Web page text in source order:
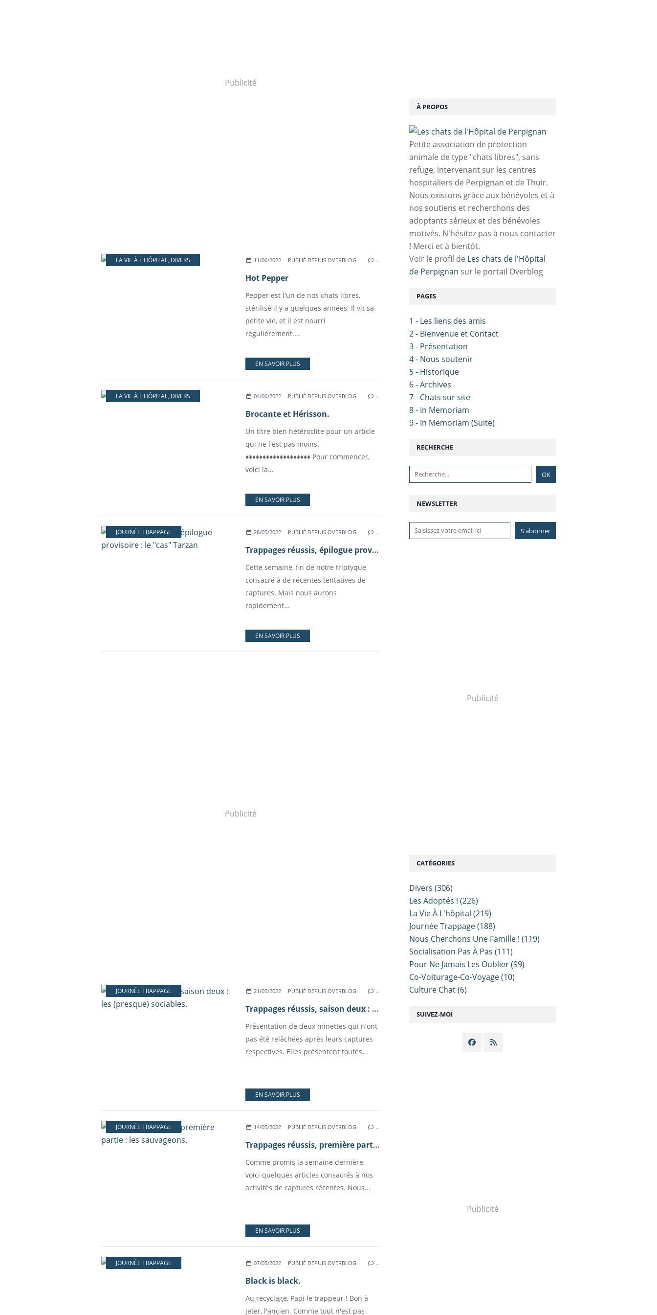
Publicité
LA VIE À L'HÔPITAL, DIVERS 11/06/2022 PUBLIÉ DEPUIS OVERBLOG …
Hot Pepper
Pepper est l'un de nos chats libres,
stérilisé il y a quelques années. Il vit sa
petite vie, et il est nourri
régulièrement....
EN SAVOIR PLUS
LA VIE À L'HÔPITAL, DIVERS 04/06/2022 PUBLIÉ DEPUIS OVERBLOG …
Brocante et Hérisson.
Un titre bien hétéroclite pour un article
qui ne l'est pas moins.
♦♦♦♦♦♦♦♦♦♦♦♦♦♦♦♦♦♦♦ Pour commencer,
voici la...
EN SAVOIR PLUS
JOURNÉE TRAPPAGE 28/05/2022 PUBLIÉ DEPUIS OVERBLOG …
Trappages réussis, épilogue provisoire : le "cas" Tarzan
Cette semaine, fin de notre triptyque
consacré à de récentes tentatives de
captures. Mais nous aurons
rapidement...
EN SAVOIR PLUS
Publicité
JOURNÉE TRAPPAGE 21/05/2022 PUBLIÉ DEPUIS OVERBLOG …
Trappages réussis, saison deux : les (presque) sociables.
Présentation de deux minettes qui n'ont
pas été relâchées après leurs captures
respectives. Elles présentent toutes...
EN SAVOIR PLUS
JOURNÉE TRAPPAGE 14/05/2022 PUBLIÉ DEPUIS OVERBLOG …
Trappages réussis, première partie : les sauvageons.
Comme promis la semaine dernière,
voici quelques articles consacrés à nos
activités de captures récentes. Nous...
EN SAVOIR PLUS
JOURNÉE TRAPPAGE 07/05/2022 PUBLIÉ DEPUIS OVERBLOG …
Black is black.
Au recyclage, Papi le trappeur ! Bon à
jeter, l'ancien. Comme tout n'est pas
NEWSLETTER
SUIVEZ-MOI
RECHERCHE
À PROPOS
Petite association de protection
animale de type "chats libres", sans
refuge, intervenant sur les centres
hospitaliers de Perpignan et de Thuir.
Nous existons grâce aux bénévoles et à
nos soutiens et recherchons des
adoptants sérieux et des bénévoles
motivés. N'hésitez pas à nous contacter
! Merci et à bientôt.
Voir le profil de Les chats de l'Hôpital
de Perpignan sur le portail Overblog
Publicité
PAGES
1 - Les liens des amis
2 - Bienvenue et Contact
3 - Présentation
4 - Nous soutenir
5 - Historique
6 - Archives
7 - Chats sur site
8 - In Memoriam
9 - In Memoriam (Suite)
CATÉGORIES
Divers (306)
Les Adoptés ! (226)
La Vie À L'hôpital (219)
Journée Trappage(188)
Nous Cherchons Une Famille ! (119)
Socialisation Pas À Pas (111)
Pour Ne Jamais Les Oublier(99)
Co-Voiturage-Co-Voyage(10)
Culture Chat(6)
Publicité